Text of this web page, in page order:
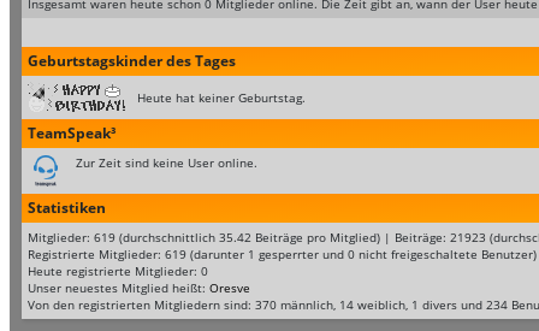
Insgesamt waren heute schon 0 Mitglieder online. Die Zeit gibt an, wann der User
Geburtstagskinder des Tages
Heute hat keiner Geburtstag.
TeamSpeak³
Zur Zeit sind keine User online.
Statistiken
Mitglieder: 619 (durchschnittlich 35.42 Beiträge pro Mitglied) | Beiträge: 21923
Registrierte Mitglieder: 619 (darunter 1 gesperrter und 0 nicht freigeschaltete Benutzer)
Heute registrierte Mitglieder: 0
Unser neuestes Mitglied heißt: Oresve
Von den registrierten Mitgliedern sind: 370 männlich, 14 weiblich, 1 divers und 234